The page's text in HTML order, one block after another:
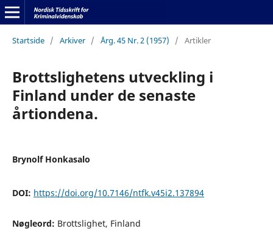
Startside / Arkiver / Årg. 45 Nr. 2 (1957) / Artikler
Brottslighetens utveckling i
Finland under de senaste
årtiondena.
Brynolf Honkasalo
DOI: https://doi.org/10.7146/ntfk.v45i2.137894
Nøgleord: Brottslighet, Finland